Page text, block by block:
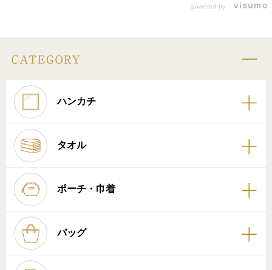
powered by
ハンカチ
タオル
ポーチ・巾着
バッグ